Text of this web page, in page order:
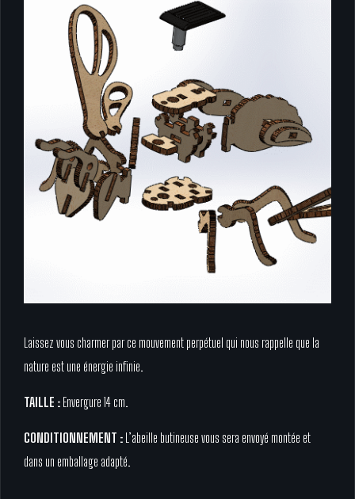
Laissez vous charmer par ce mouvement perpétuel qui nous rappelle que la
nature est une énergie infinie.
TAILLE : Envergure 14 cm.
CONDITIONNEMENT : L’abeille butineuse vous sera envoyé montée et
dans un emballage adapté.